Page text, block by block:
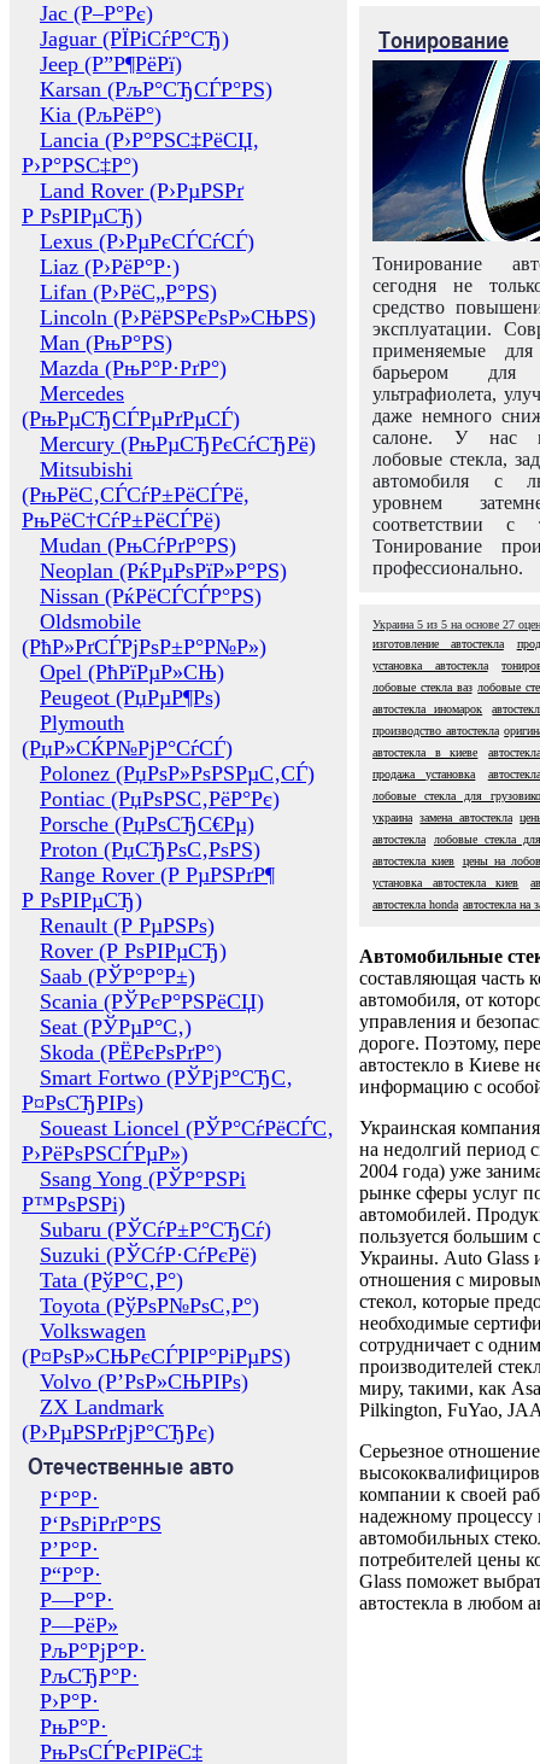
Jac (Р–Р°Рє)
Jaguar (РЇРіСѓР°СЂ)
Jeep (Р”Р¶РёРї)
Karsan (РљР°СЂСЃР°РЅ)
Kia (РљРёР°)
Lancia (Р›Р°РЅС‡РёСЏ,
Р›Р°РЅС‡Р°)
Land Rover (Р›РµРЅРґ
Р РѕРІРµСЂ)
Lexus (Р›РµРєСЃСѓСЃ)
Liaz (Р›РёР°Р·)
Lifan (Р›РёС„Р°РЅ)
Lincoln (Р›РёРЅРєРѕР»СЊРЅ)
Man (РњР°РЅ)
Mazda (РњР°Р·РґР°)
Mercedes
(РњРµСЂСЃРµРґРµСЃ)
Mercury (РњРµСЂРєСѓСЂРё)
Mitsubishi
(РњРёС‚СЃСѓР±РёСЃРё,
РњРёС†СѓР±РёСЃРё)
Mudan (РњСѓРґР°РЅ)
Neoplan (РќРµРѕРїР»Р°РЅ)
Nissan (РќРёСЃСЃР°РЅ)
Oldsmobile
(РћР»РґСЃРјРѕР±Р°Р№Р»)
Opel (РћРїРµР»СЊ)
Peugeot (РџРµР¶Рѕ)
Plymouth
(РџР»СЌР№РјР°СѓСЃ)
Polonez (РџРѕР»РѕРЅРµС‚СЃ)
Pontiac (РџРѕРЅС‚РёР°Рє)
Porsche (РџРѕСЂС€Рµ)
Proton (РџСЂРѕС‚РѕРЅ)
Range Rover (Р РµРЅРґР¶
Р РѕРІРµСЂ)
Renault (Р РµРЅРѕ)
Rover (Р РѕРІРµСЂ)
Saab (РЎР°Р°Р±)
Scania (РЎРєР°РЅРёСЏ)
Seat (РЎРµР°С‚)
Skoda (РЁРєРѕРґР°)
Smart Fortwo (РЎРјР°СЂС‚
Р¤РѕСЂРІРѕ)
Soueast Lioncel (РЎР°СѓРёСЃС‚
Р›РёРѕРЅСЃРµР»)
Ssang Yong (РЎР°РЅРі
Р™РѕРЅРі)
Subaru (РЎСѓР±Р°СЂСѓ)
Suzuki (РЎСѓР·СѓРєРё)
Tata (РўР°С‚Р°)
Toyota (РўРѕР№РѕС‚Р°)
Volkswagen
(Р¤РѕР»СЊРєСЃРІР°РіРµРЅ)
Volvo (Р’РѕР»СЊРІРѕ)
ZX Landmark
(Р›РµРЅРґРјР°СЂРє)
Отечественные авто
Р‘Р°Р·
Р‘РѕРіРґР°РЅ
Р’Р°Р·
Р“Р°Р·
Р—Р°Р·
Р—РёР»
РљР°РјР°Р·
РљСЂР°Р·
Р›Р°Р·
РњР°Р·
РњРѕСЃРєРІРёС‡
Тонирование
Тонирование
сегодня не
средство
эксплуатации.
применяемые
барьером для
ультрафиолета,
даже немного
салоне. У нас
лобовые стекла,
автомобиля с
уровнем
соответствии с
Тонирование
профессионально.
Украина 5 из 5 на основе 27
изготовление автостекла
установка автостекла
лобовые стекла ваз лобовые
автостекла иномарок
производство автостекла
автостекла в киеве
продажа установка
лобовые стекла для
украина замена автостекла
автостекла
лобовые стекла
автостекла киев
цены на
установка автостекла киев
автостекла honda автостекла на
Автомобильные
составляющая часть
автомобиля, от
управления и
дороге. Поэтому,
автостекло в Киеве
информацию с
Украинская
на недолгий период
2004 года) уже
рынке сферы услуг
автомобилей.
пользуется большим
Украины. Auto Glass
отношения с
стекол, которые
необходимые
сотрудничает с
производителей
миру, такими, как
Pilkington, FuYao,
Серьезное отношение
компании к своей
надежному процессу
автомобильных
потребителей цены
Glass поможет
автостекла в любом